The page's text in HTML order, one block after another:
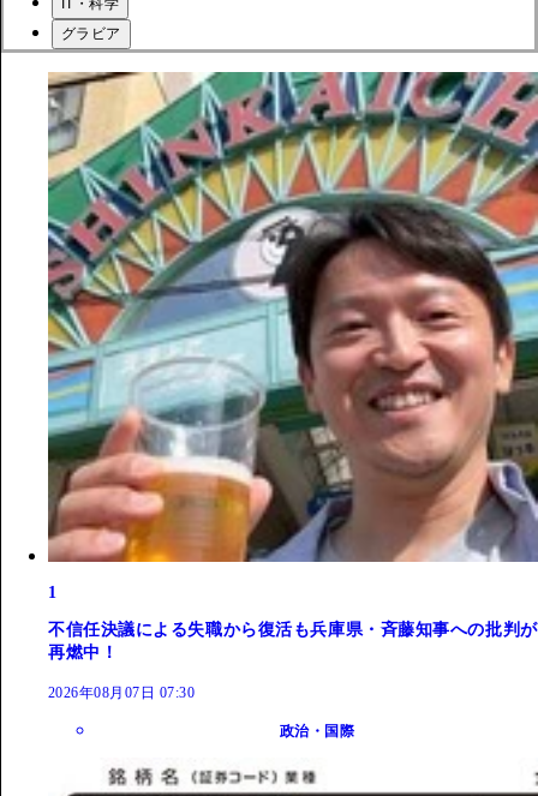
IT・科学
グラビア
1
不信任決議による失職から復活も兵庫県・斉藤知事への批判が
再燃中！
2026年08月07日 07:30
政治・国際